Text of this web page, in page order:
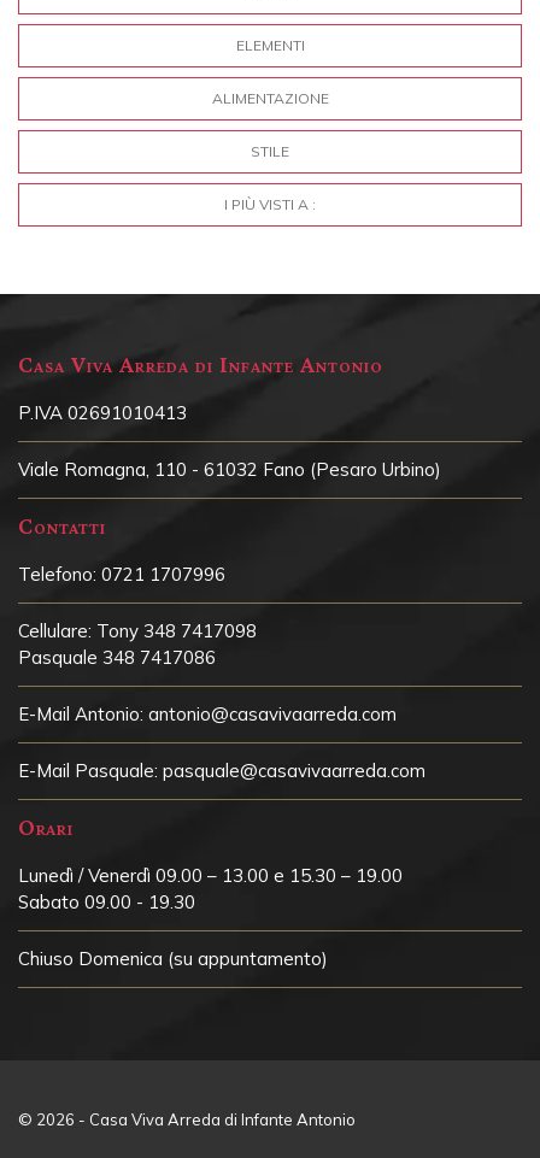
ELEMENTI
ALIMENTAZIONE
STILE
I PIÙ VISTI A :
Casa Viva Arreda di Infante Antonio
P.IVA 02691010413
Viale Romagna, 110 - 61032 Fano (Pesaro Urbino)
Contatti
Telefono: 0721 1707996
Cellulare: Tony 348 7417098
Pasquale 348 7417086
E-Mail Antonio: antonio@casavivaarreda.com
E-Mail Pasquale: pasquale@casavivaarreda.com
Orari
Lunedì / Venerdì 09.00 – 13.00 e 15.30 – 19.00
Sabato 09.00 - 19.30
Chiuso Domenica (su appuntamento)
© 2026 - Casa Viva Arreda di Infante Antonio